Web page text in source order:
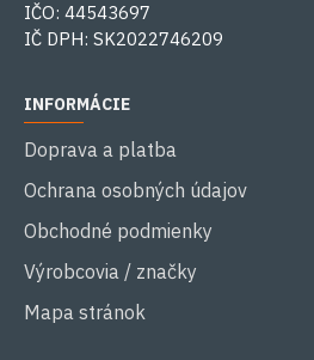
IČO: 44543697
IČ DPH: SK2022746209
INFORMÁCIE
Doprava a platba
Ochrana osobných údajov
Obchodné podmienky
Výrobcovia / značky
Mapa stránok